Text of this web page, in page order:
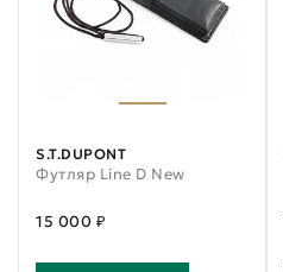
S.T.DUPONT
Футляр Line D New
15 000 ₽